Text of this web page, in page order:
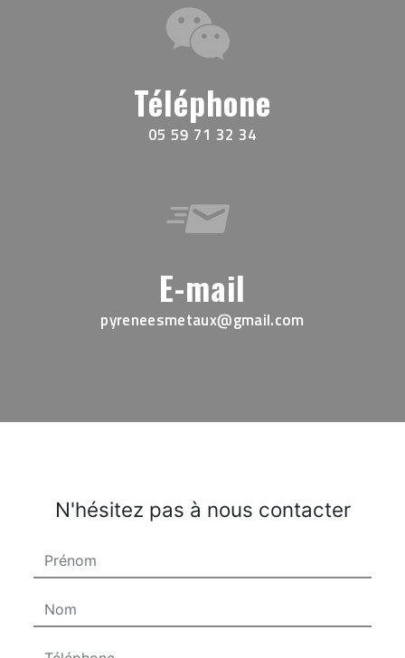
Téléphone
05 59 71 32 34
E-mail
pyreneesmetaux@gmail.com
N'hésitez pas à nous contacter